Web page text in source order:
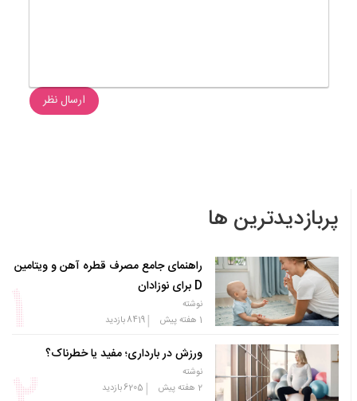
ارسال نظر
پربازدیدترین ها
راهنمای جامع مصرف قطره آهن و ویتامین
D برای نوزادان
نوشته
1 هفته پیش
|
8419بازدید
ورزش در بارداری؛ مفید یا خطرناک؟
نوشته
2 هفته پیش
|
6205بازدید